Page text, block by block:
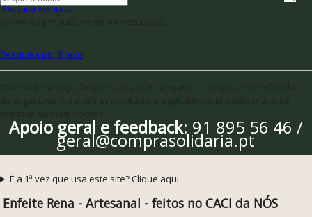
Pesquisa Avançada
Pesquisa por Preço
Apoio geral e feedback: 91 895 56 46 /
geral@comprasolidaria.pt
É a 1ª vez que usa este site? Clique aqui.
Enfeite Rena - Artesanal - feitos no CACI da NÓS